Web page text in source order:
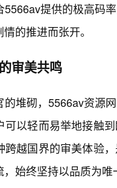
提供的极高码
的推进而张开。
审美共鸣
堆砌，5566av资源
可以轻而易举地接触
越国界的审美体验
始终坚持以品质为唯